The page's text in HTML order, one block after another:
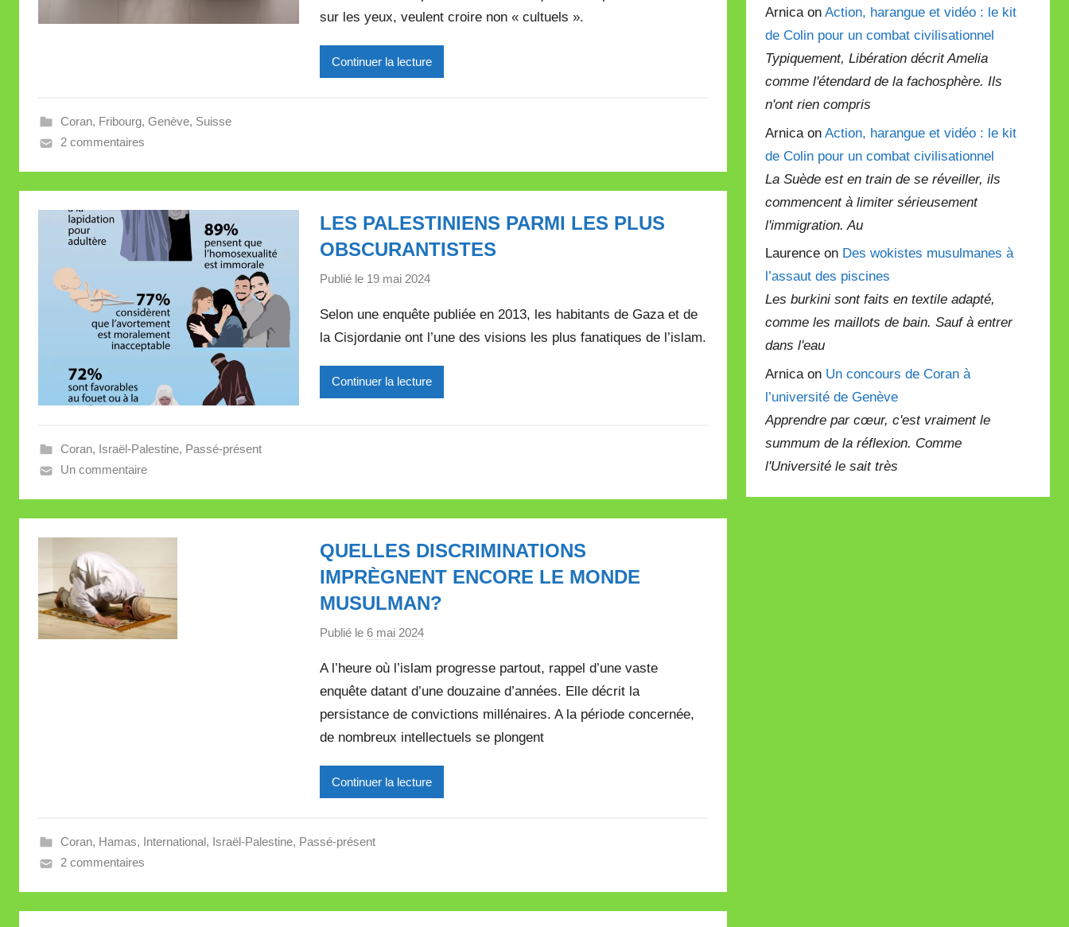
i
e
i
e
t
sur les yeux, veulent croire non « cultuels ».
Continuer la lecture
Coran, Fribourg, Genève, Suisse
2 commentaires
LES PALESTINIENS PARMI LES PLUS
OBSCURANTISTES
Publié le 19 mai 2024p
M
r
e
l
l
Selon une enquête publiée en 2013, les habitants de Gaza et de
la Cisjordanie ont l’une des visions les plus fanatiques de l’islam.
Continuer la lecture
Coran, Israël-Palestine, Passé-présent
Un commentaire
QUELLES DISCRIMINATIONS
IMPRÈGNENT ENCORE LE MONDE
MUSULMAN?
Publié le 6 mai 2024p
r
M
i
r
i
l
A l’heure où l’islam progresse partout, rappel d’une vaste
enquête datant d’une douzaine d’années. Elle décrit la
persistance de convictions millénaires. A la période concernée,
de nombreux intellectuels se plongent
Continuer la lecture
Coran, Hamas, International, Israël-Palestine, Passé-présent
2 commentaires
Arnica onAction, harangue et vidéo : le kit
de Colin pour un combat civilisationnel
Typiquement, Libération décrit Amelia
comme l'étendard de la fachosphère. Ils
n'ont rien compris
Arnica onAction, harangue et vidéo : le kit
de Colin pour un combat civilisationnel
La Suède est en train de se réveiller, ils
commencent à limiter sérieusement
l'immigration. Au
Laurence on Des wokistes musulmanes à
l’assaut des piscines
Les burkini sont faits en textile adapté,
comme les maillots de bain. Sauf à entrer
dans l'eau
Arnica on Un concours de Coran à
l’université de Genève
Apprendre par cœur, c'est vraiment le
summum de la réflexion. Comme
l'Université le sait très